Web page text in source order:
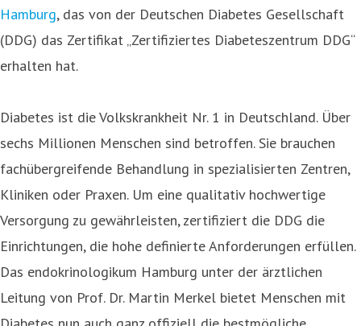
Hamburg, das von der Deutschen Diabetes Gesellschaft
(DDG) das Zertifikat „Zertifiziertes Diabeteszentrum DDG“
erhalten hat.
Diabetes ist die Volkskrankheit Nr. 1 in Deutschland. Über
sechs Millionen Menschen sind betroffen. Sie brauchen
fachübergreifende Behandlung in spezialisierten Zentren,
Kliniken oder Praxen. Um eine qualitativ hochwertige
Versorgung zu gewährleisten, zertifiziert die DDG die
Einrichtungen, die hohe definierte Anforderungen erfüllen.
Das endokrinologikum Hamburg unter der ärztlichen
Leitung von Prof. Dr. Martin Merkel bietet Menschen mit